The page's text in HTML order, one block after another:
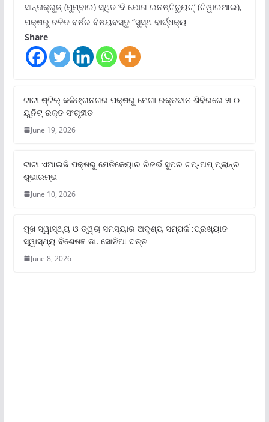
ସାନ୍ତାକ୍ରୁଜ୍ (ମୁମ୍ବାଇ) ସ୍ଥିତ ‘ଦି ଯୋଗ ଇନଷ୍ଟିଚ୍ୟୁଟ୍‌’ (ଟିୱାଇଆଇ),
ପକ୍ଷରୁ ଚଳିତ ବର୍ଷର ବିଷୟବସ୍ତୁ “ସୁସ୍ଥ ବାର୍ଦ୍ଧକ୍ୟ
Share
ଟାଟା ଷ୍ଟିଲ୍‌ କଳିଙ୍ଗନଗର ପକ୍ଷରୁ ମେଗା ରକ୍ତଦାନ ଶିବିରରେ ୨୮୦
ୟୁନିଟ୍‌ ରକ୍ତ ସଂଗୃହୀତ
June 19, 2026
ଟାଟା ଏଆଇଜି ପକ୍ଷରୁ ମେଡିକେୟାର ରିଜର୍ଭ ସୁପର ଟପ୍‌-ଅପ୍ ପ୍ଲାନ୍‌ର
ଶୁଭାରମ୍ଭ
June 10, 2026
ମୁଖ ସ୍ୱାସ୍ଥ୍ୟ ଓ ତ୍ୱଚା ସମସ୍ୟାର ଅଦୃଶ୍ୟ ସମ୍ପର୍କ :ପ୍ରଖ୍ୟାତ
ସ୍ୱାସ୍ଥ୍ୟ ବିଶେଷଜ୍ଞ ଡା. ସୋନିଆ ଦତ୍ତ
June 8, 2026